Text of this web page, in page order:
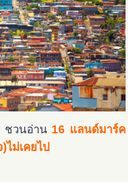
ชวนอ่าน 16 แลนด์มาร์ค
ม่เคยไป